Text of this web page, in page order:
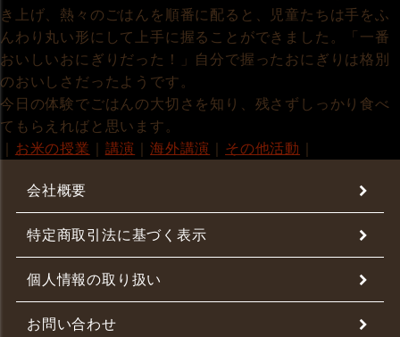
き上げ、熱々のごはんを順番に配ると、児童たちは手をふ
んわり丸い形にして上手に握ることができました。「一番
おいしいおにぎりだった！」自分で握ったおにぎりは格別
のおいしさだったようです。
今日の体験でごはんの大切さを知り、残さずしっかり食べ
てもらえればと思います。
｜ お米の授業 ｜ 講演 ｜海外講演 ｜ その他活動 ｜
会社概要
特定商取引法に基づく表示
個人情報の取り扱い
お問い合わせ